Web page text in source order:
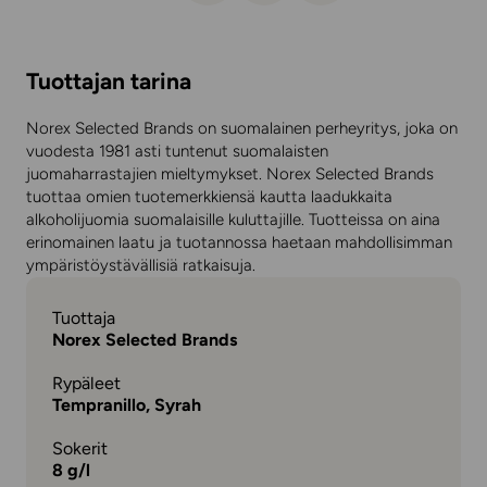
Tuottajan tarina
Norex Selected Brands on suomalainen perheyritys, joka on
vuodesta 1981 asti tuntenut suomalaisten
juomaharrastajien mieltymykset. Norex Selected Brands
tuottaa omien tuotemerkkiensä kautta laadukkaita
alkoholijuomia suomalaisille kuluttajille. Tuotteissa on aina
erinomainen laatu ja tuotannossa haetaan mahdollisimman
ympäristöystävällisiä ratkaisuja.
Tuottaja
Norex Selected Brands
Rypäleet
Tempranillo, Syrah
Sokerit
8 g/l